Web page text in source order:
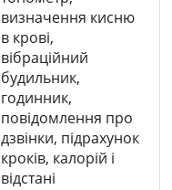
визначення кисню
в крові,
вібраційний
будильник,
годинник,
повідомлення про
дзвінки, підрахунок
кроків, калорій і
відстані